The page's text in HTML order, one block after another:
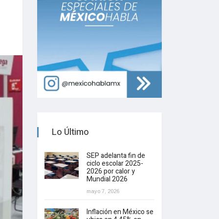
Lo Último
SEP adelanta fin de
ciclo escolar 2025-
2026 por calor y
Mundial 2026
mayo 7, 2026
Inflación en México se